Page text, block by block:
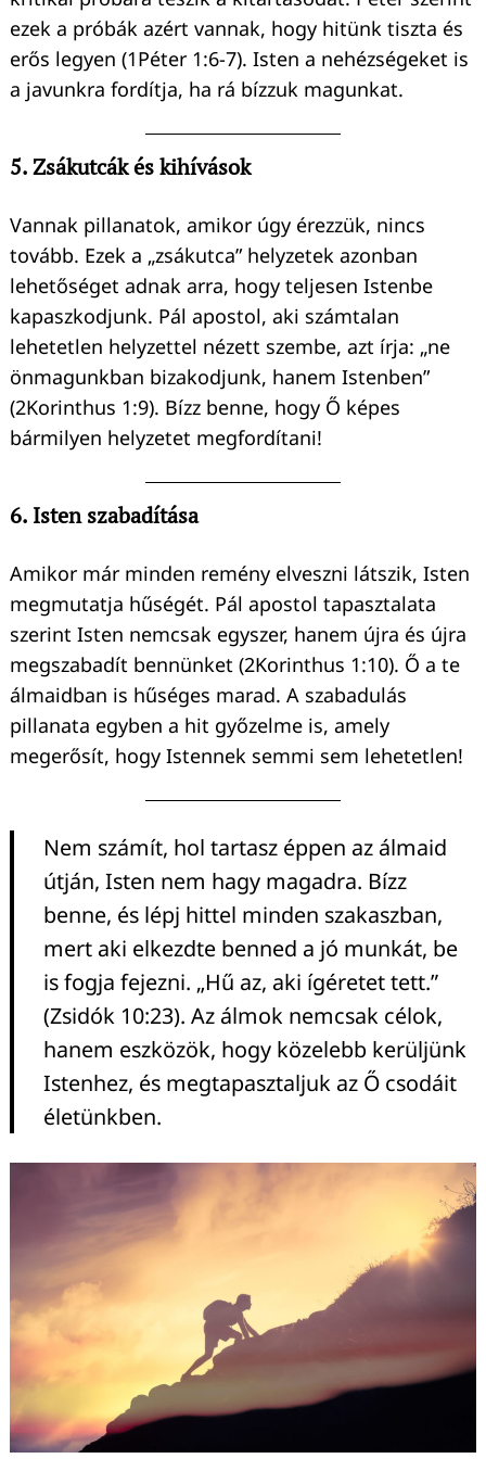
ezek a próbák azért vannak, hogy hitünk tiszta és
erős legyen (1Péter 1:6-7). Isten a nehézségeket is
a javunkra fordítja, ha rá bízzuk magunkat.
5. Zsákutcák és kihívások
Vannak pillanatok, amikor úgy érezzük, nincs
tovább. Ezek a „zsákutca” helyzetek azonban
lehetőséget adnak arra, hogy teljesen Istenbe
kapaszkodjunk. Pál apostol, aki számtalan
lehetetlen helyzettel nézett szembe, azt írja: „ne
önmagunkban bizakodjunk, hanem Istenben”
(2Korinthus 1:9). Bízz benne, hogy Ő képes
bármilyen helyzetet megfordítani!
6. Isten szabadítása
Amikor már minden remény elveszni látszik, Isten
megmutatja hűségét. Pál apostol tapasztalata
szerint Isten nemcsak egyszer, hanem újra és újra
megszabadít bennünket (2Korinthus 1:10). Ő a te
álmaidban is hűséges marad. A szabadulás
pillanata egyben a hit győzelme is, amely
megerősít, hogy Istennek semmi sem lehetetlen!
Nem számít, hol tartasz éppen az álmaid
útján, Isten nem hagy magadra. Bízz
benne, és lépj hittel minden szakaszban,
mert aki elkezdte benned a jó munkát, be
is fogja fejezni. „Hű az, aki ígéretet tett.”
(Zsidók 10:23). Az álmok nemcsak célok,
hanem eszközök, hogy közelebb kerüljünk
Istenhez, és megtapasztaljuk az Ő csodáit
életünkben.